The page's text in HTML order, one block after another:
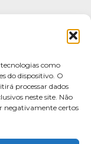
como
do dispositivo. O
processar dados
neste site. Não
negativamente certos